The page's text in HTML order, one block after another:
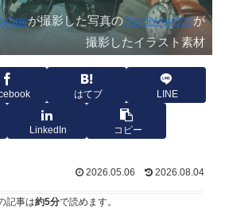
が撮影した写真のJusdevoyageが
撮影したイラスト素材
はてブ LINE
LinkedIn コピー
2026.05.06 2026.08.04
記事は約5分で読めます。